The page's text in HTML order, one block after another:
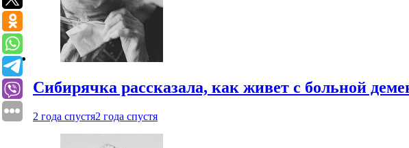
Сибирячка рассказала, как живет с больной
2 года спустя2 года спустя